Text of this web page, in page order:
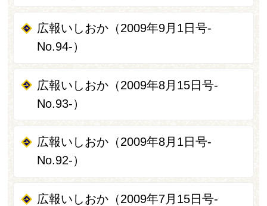
広報いしおか（2009年9月1日号-
No.94-）
広報いしおか（2009年8月15日号-
No.93-）
広報いしおか（2009年8月1日号-
No.92-）
広報いしおか（2009年7月15日号-